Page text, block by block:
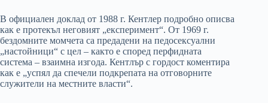
В официален доклад от 1988 г. Кентлер подробно описва
как е протекъл неговият „експеримент“. От 1969 г.
бездомните момчета са предадени на педосексуални
„настойници“ с цел – както е според перфидната
система – взаимна изгода. Кентлър с гордост коментира
как е „успял да спечели подкрепата на отговорните
служители на местните власти“.